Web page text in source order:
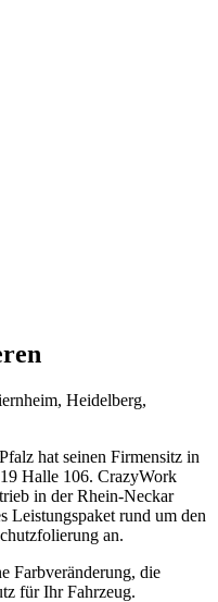
Heidelberg,
hat seinen Firmensitz in
Halle 106. CrazyWork
in der Rhein-Neckar
Leistungspaket rund um den
an.
Farbveränderung, die
für Ihr Fahrzeug.